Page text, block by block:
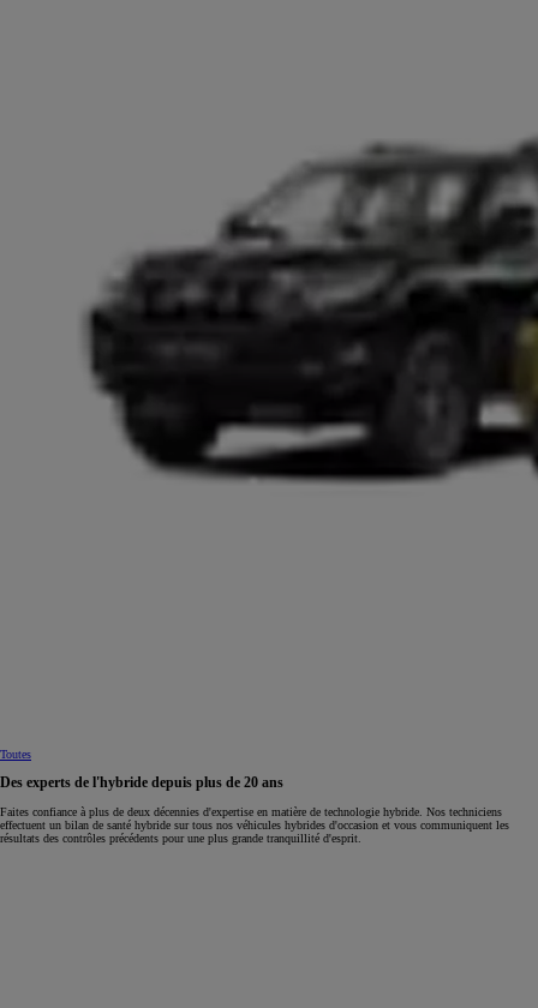
Toutes
Des experts de l'hybride depuis plus de 20 ans
Faites confiance à plus de deux décennies d'expertise en matière de technologie hybride. Nos techniciens
effectuent un bilan de santé hybride sur tous nos véhicules hybrides d'occasion et vous communiquent les
résultats des contrôles précédents pour une plus grande tranquillité d'esprit.